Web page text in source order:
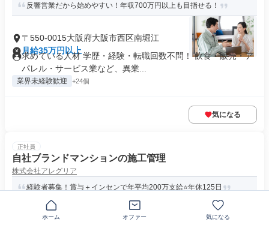
反響営業だから始めやすい！年収700万円以上も目指せる！
〒550-0015大阪府大阪市西区南堀江
月給35万円以上
求めている人材 学歴・経験・転職回数不問！ 飲食・販売・ア
パレル・サービス業など、異業...
業界未経験歓迎 +24個
気になる
正社員
自社ブランドマンションの施工管理
株式会社アレグリア
経験者募集！賞与＋インセンで年平均200万支給⭐年休125日
〒541-0057大阪府大阪市中央区北久宝寺町
ホーム オファー 気になる